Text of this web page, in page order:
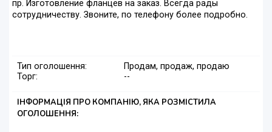
пр. Изготовление фланцев на заказ. Всегда рады
сотрудничеству. Звоните, по телефону более подробно.
Тип оголошення:
Продам, продаж, продаю
Торг:
--
ІНФОРМАЦІЯ ПРО КОМПАНІЮ, ЯКА РОЗМІСТИЛА
ОГОЛОШЕННЯ: